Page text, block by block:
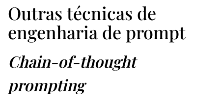
Outras técnicas de
engenharia de prompt
Chain-of-thought
prompting